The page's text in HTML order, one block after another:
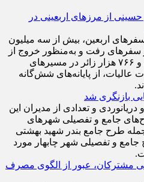
زائر حسینی از مرزهای اربعینی در
از آغاز سفرهای اربعین، بیش از سه میلیون
سفرهای رفت و به‌منظور خروج از
کشور و بیش از ۲ میلیون و ۷۶۶ هزار زائر در مسیرهای
از پایانه‌های شش‌گانه
بازنگری شد
و تعدادی از مدیران این
جامع و تفصیلی شهر‌های
جمله طرح جامع بندر شهید بهشتی
جامع و تفصیلی شهر چابهار مورد
مشترکان، عبور از الگوی مصرف